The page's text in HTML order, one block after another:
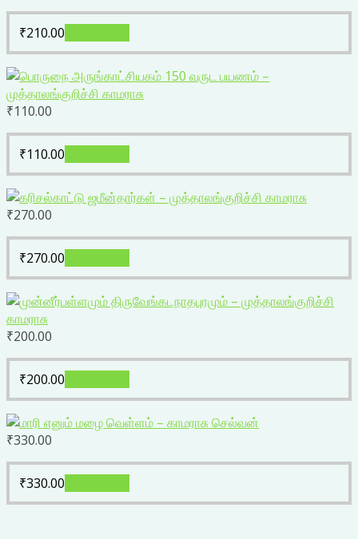
₹210.00
₹110.00
₹110.00
₹270.00
₹270.00
₹200.00
₹200.00
₹330.00
₹330.00